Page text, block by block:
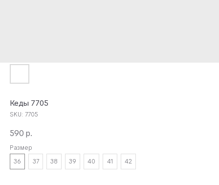
Кеды 7705
SKU: 7705
590 р.
Размер
36
37 38 39 40 41 42